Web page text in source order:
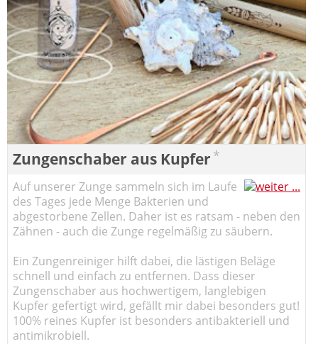
Zungenschaber aus Kupfer *
Auf unserer Zunge sammeln sich im Laufe
des Tages jede Menge Bakterien und
abgestorbene Zellen. Daher ist es ratsam - neben den
Zähnen - auch die Zunge regelmäßig zu säubern.
Ein Zungenreiniger hilft dabei, die lästigen Beläge
schnell und einfach zu entfernen. Dass dieser
Zungenschaber aus hochwertigem, langlebigen
Kupfer gefertigt wird, gefällt mir dabei besonders gut!
100% reines Kupfer ist besonders antibakteriell und
antimikrobiell.